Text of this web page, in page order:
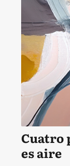
Cuatro
es aire